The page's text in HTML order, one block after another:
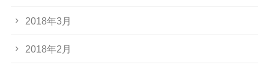
2018年3月
2018年2月